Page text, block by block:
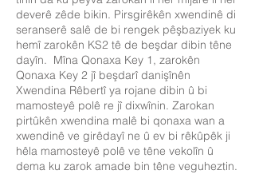
deverê zêde bikin. Pirsgirêkên xwendinê di
seranserê salê de bi rengek pêşbaziyek ku
hemî zarokên KS2 tê de beşdar dibin têne
dayîn. Mîna Qonaxa Key 1, zarokên
Qonaxa Key 2 jî beşdarî danişînên
Xwendina Rêbertî ya rojane dibin û bi
mamosteyê polê re jî dixwînin. Zarokan
pirtûkên xwendina malê bi qonaxa wan a
xwendinê ve girêdayî ne û ev bi rêkûpêk ji
hêla mamosteyê polê ve têne vekolîn û
dema ku zarok amade bin têne veguheztin.